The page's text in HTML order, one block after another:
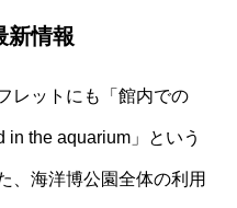
新情報
レットにも「館内での
in the aquarium」という
、海洋博公園全体の利用